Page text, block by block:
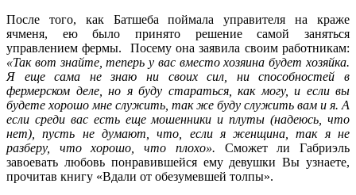
После того, как Батшеба поймала управителя на краже
ячменя, ею было принято решение самой заняться
управлением фермы. Посему она заявила своим работникам:
«Так вот знайте, теперь у вас вместо хозяина будет хозяйка.
Я еще сама не знаю ни своих сил, ни способностей в
фермерском деле, но я буду стараться, как могу, и если вы
будете хорошо мне служить, так же буду служить вам и я. А
если среди вас есть еще мошенники и плуты (надеюсь, что
нет), пусть не думают, что, если я женщина, так я не
разберу, что хорошо, что плохо». Сможет ли Габриэль
завоевать любовь понравившейся ему девушки Вы узнаете,
прочитав книгу «Вдали от обезумевшей толпы».